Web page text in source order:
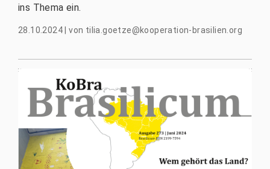
ins Thema ein.
28.10.2024 |von tilia.goetze@kooperation-brasilien.org